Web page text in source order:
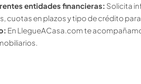
entidades financieras: Solicita
cuotas en plazos y tipo de crédito
En LlegueACasa.com te